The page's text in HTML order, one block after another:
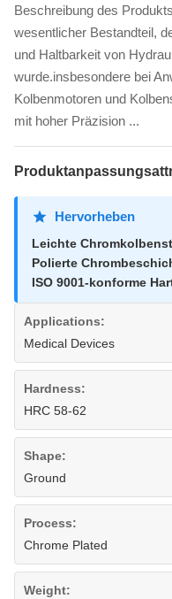
Beschreibung des
wesentlicher Bestandteil,
und Haltbarkeit von
wurde.insbesondere bei
Kolbenmotoren und
mit hoher Präzision ...
Hervorheben
Leichte
Polierte
ISO 9001-konforme
Applications:
Medical Devices
Hardness:
HRC 58-62
Shape:
Ground
Process:
Chrome Plated
Weight: